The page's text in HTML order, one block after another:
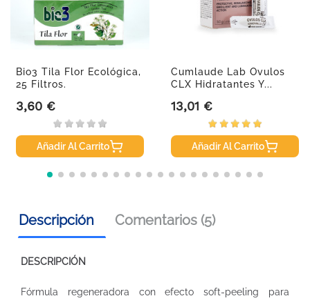
Bio3 Tila Flor Ecológica,
25 Filtros.
Precio
3,60 €
Añadir Al Carrito
Cumlaude Lab Ovulos
CLX Hidratantes Y...
Precio
13,01 €
Añadir Al Carrito
Descripción Comentarios (5)
DESCRIPCIÓN
Fórmula regeneradora con efecto soft-peeling para